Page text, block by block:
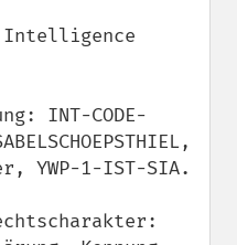
INT-CODE-
YWP-1-IST-SIA.